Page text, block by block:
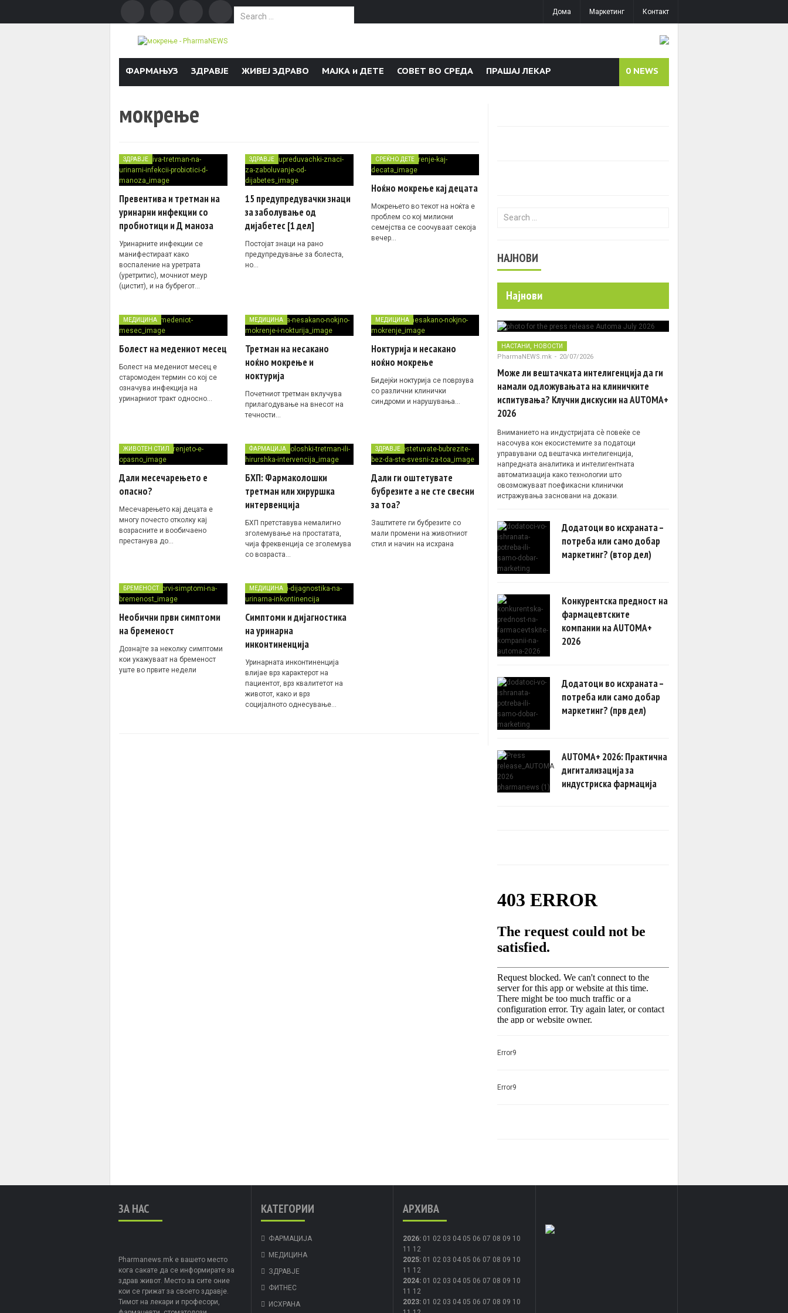
Search for:
Дома Маркетинг Контакт
ФАРМАЊУЗ ЗДРАВЈЕ ЖИВЕЈ ЗДРАВО МАЈКА и ДЕТЕ СОВЕТ ВО СРЕДА ПРАШАЈ ЛЕКАР 0 NEWS
мокрење
ЗДРАВЈЕ
Превентива и третман на
уринарни инфекции со
пробиотици и Д маноза
Уринарните инфекции се
манифестираат како
воспаление на уретрата
(уретритис), мочниот меур
(цистит), и на бубрегот…
ЗДРАВЈЕ
15 предупредувачки знаци
за заболување од
дијабетес [1 дел]
Постојат знаци на рано
предупредување за болеста,
но…
СРЕЌНО ДЕТЕ
Ноќно мокрење кај децата
Мокрењето во текот на ноќта е
проблем со кој милиони
семејства се соочуваат секоја
вечер…
МЕДИЦИНА
Болест на медениот месец
Болест на медениот месец е
старомоден термин со кој се
означува инфекција на
уринарниот тракт односно…
МЕДИЦИНА
Третман на несакано
ноќно мокрење и
ноктурија
Почетниот третман вклучува
прилагодување на внесот на
течности…
МЕДИЦИНА
Ноктурија и несакано
ноќно мокрење
Бидејќи ноктурија се поврзува
со различни клинички
синдроми и нарушувања…
ЖИВОТЕН СТИЛ
Дали месечарењето е
опасно?
Месечарењето кај децата е
многу почесто отколку кај
возрасните и вообичаено
престанува до…
ФАРМАЦИЈА
БХП: Фармаколошки
третман или хируршка
интервенција
БХП претставува немалигно
зголемување на простатата,
чија фреквенција се зголемува
со возрaстa…
ЗДРАВЈЕ
Дали ги оштетувате
бубрезите а не сте свесни
за тоа?
Заштитете ги бубрезите со
мали промени на животниот
стил и начин на исхрана
БРЕМЕНОСТ
Необични први симптоми
на бременост
Дознајте за неколку симптоми
кои укажуваат на бременост
уште во првите недели
МЕДИЦИНА
Симптоми и дијагностика
на уринарна
инконтиненција
Уринарната инконтиненција
влијае врз карактерот на
пациентот, врз квалитетот на
животот, како и врз
социјалното однесување…
Search for:
НАЈНОВИ
Најнови
НАСТАНИ НОВОСТИ
PharmaNEWS.mk - 20/07/2026
Може ли вештачката интелигенција да ги
намали одложувањата на клиничките
испитувања? Клучни дискусии на AUTOMA+
2026
Вниманието на индустријата сè повеќе се
насочува кон екосистемите за податоци
управувани од вештачка интелигенција,
напредната аналитика и интелигентната
автоматизација како технологии што
овозможуваат поефикасни клинички
истражувања засновани на докази.
Додатоци во исхраната –
потреба или само добар
маркетинг? (втор дел)
Конкурентска предност на
фармацевтските
компании на AUTOMA+
2026
Додатоци во исхраната –
потреба или само добар
маркетинг? (прв дел)
AUTOMA+ 2026: Практична
дигитализација за
индустриска фармација
Error9
Error9
ЗА НАС
Pharmanews.mk е вашето место
кога сакате да се информирате за
здрав живот. Место за сите оние
кои се грижат за своето здравје.
Тимот на лекари и професори,
КАТЕГОРИИ
ФАРМАЦИЈА
МЕДИЦИНА
ЗДРАВЈЕ
ФИТНЕС
ИСХРАНА
АРХИВА
2026: 01 02 03 04 05 06 07 08 09 10
11 12
2025: 01 02 03 04 05 06 07 08 09 10
11 12
2024: 01 02 03 04 05 06 07 08 09 10
11 12
2023: 01 02 03 04 05 06 07 08 09 10